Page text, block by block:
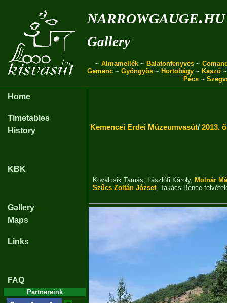
narrowgauge.hu
Gallery
~ Almamellék ~ Balatonfenyves ~
Gemenc ~ Gyöngyös ~ Hortobágy ~ Kaszó
Pécs ~
Home
Timetables
History
KBK
Gallery
Maps
Links
FAQ
Partnereink
Kemencei Erdei Múzeumvasút/ 2013.
Kovalcsik Tamás, Lászlófi Károly, Molnár
Szűcs Zoltán József, Takács Bence